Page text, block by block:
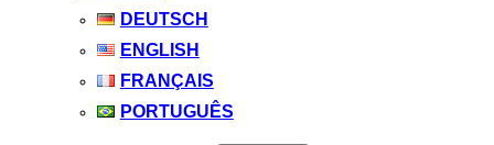
DEUTSCH
ENGLISH
FRANÇAIS
PORTUGUÊS